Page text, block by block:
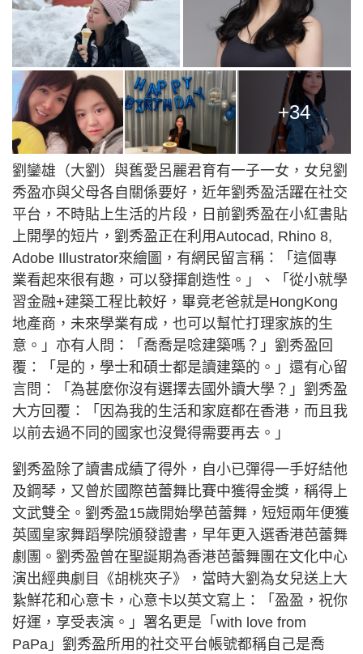
+34
劉鑾雄（大劉）與舊愛呂麗君育有一子一女，女兒劉
秀盈亦與父母各自關係要好，近年劉秀盈活躍在社交
平台，不時貼上生活的片段，日前劉秀盈在小紅書貼
上開學的短片，劉秀盈正在利用Autocad, Rhino 8,
Adobe Illustrator來繪圖，有網民留言稱：「這個專
業看起來很有趣，可以發揮創造性。」、「從小就學
習金融+建築工程比較好，畢竟老爸就是HongKong
地產商，未來學業有成，也可以幫忙打理家族的生
意。」亦有人問：「喬喬是唸建築嗎？」劉秀盈回
覆：「是的，學士和碩士都是讀建築的。」還有心留
言問：「為甚麼你沒有選擇去國外讀大學？」劉秀盈
大方回覆：「因為我的生活和家庭都在香港，而且我
以前去過不同的國家也沒覺得需要再去。」
劉秀盈除了讀書成績了得外，自小已彈得一手好結他
及鋼琴，又曾於國際芭蕾舞比賽中獲得金獎，稱得上
文武雙全。劉秀盈15歲開始學芭蕾舞，短短兩年便獲
英國皇家舞蹈學院頒發證書，早年更入選香港芭蕾舞
劇團。劉秀盈曾在聖誕期為香港芭蕾舞團在文化中心
演出經典劇目《胡桃夾子》，當時大劉為女兒送上大
紥鮮花和心意卡，心意卡以英文寫上：「盈盈，祝你
好運，享受表演。」署名更是「with love from
PaPa」劉秀盈所用的社交平台帳號都稱自己是喬